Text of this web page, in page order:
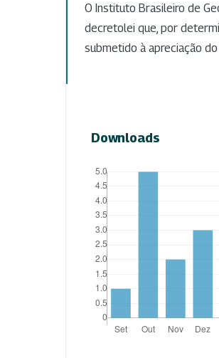
O Instituto Brasileiro de
decretolei que, por
submetido à apreciação do
Downloads